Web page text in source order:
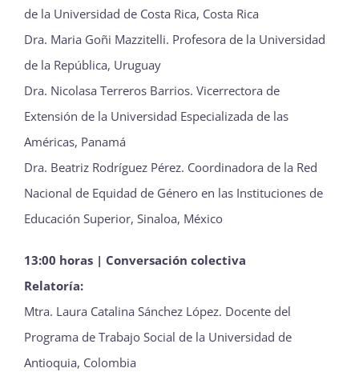
de la Universidad de Costa Rica, Costa Rica
Dra. Maria Goñi Mazzitelli. Profesora de la Universidad
de la República, Uruguay
Dra. Nicolasa Terreros Barrios. Vicerrectora de
Extensión de la Universidad Especializada de las
Américas, Panamá
Dra. Beatriz Rodríguez Pérez. Coordinadora de la Red
Nacional de Equidad de Género en las Instituciones de
Educación Superior, Sinaloa, México
13:00 horas | Conversación colectiva
Relatoría:
Mtra. Laura Catalina Sánchez López. Docente del
Programa de Trabajo Social de la Universidad de
Antioquia, Colombia